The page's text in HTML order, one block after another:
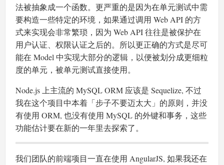
法被抽象成一个函数。更严重的是因为在单元测试中需
要构造一些特定的环境，如果通过调用 Web API 的方
式来实现会非常繁琐，因为 Web API 往往是被保护在
用户认证、权限认证之后的。所以更正确的方式是尽可
能在 Model 中实现大部分的逻辑，以便被划分成更细粒
度的单元，被单元测试直接使用。
Node.js 上主流的 MySQL ORM 应该是 Sequelize, 不过
我在这个项目中本着「步子不要迈太大」的原则，并没
有使用 ORM, 也没有使用 MySQL 的外键和事务，这些
功能估计要在新的一年里去探索了。
我们团队的前端项目一直在使用 AngularJS, 如果我还在